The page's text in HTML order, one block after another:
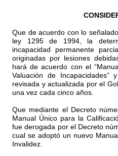
Que de acuerdo con lo
ley 1295 de 1994, la
incapacidad permanente
originadas por lesiones
hará de acuerdo con el
Valuación de
revisada y actualizada por el
una vez cada cinco años.
Que mediante el Decreto
Manual Único para la
fue derogada por el Decreto
cual se adoptó un nuevo
Invalidez.